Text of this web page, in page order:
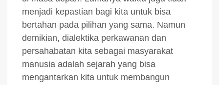
menjadi kepastian bagi kita untuk bisa
bertahan pada pilihan yang sama. Namun
demikian, dialektika perkawanan dan
persahabatan kita sebagai masyarakat
manusia adalah sejarah yang bisa
mengantarkan kita untuk membangun